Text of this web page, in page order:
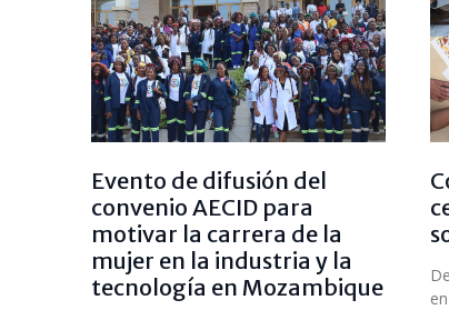
Evento de difusión del
convenio AECID para
motivar la carrera de la
mujer en la industria y la
tecnología en Mozambique